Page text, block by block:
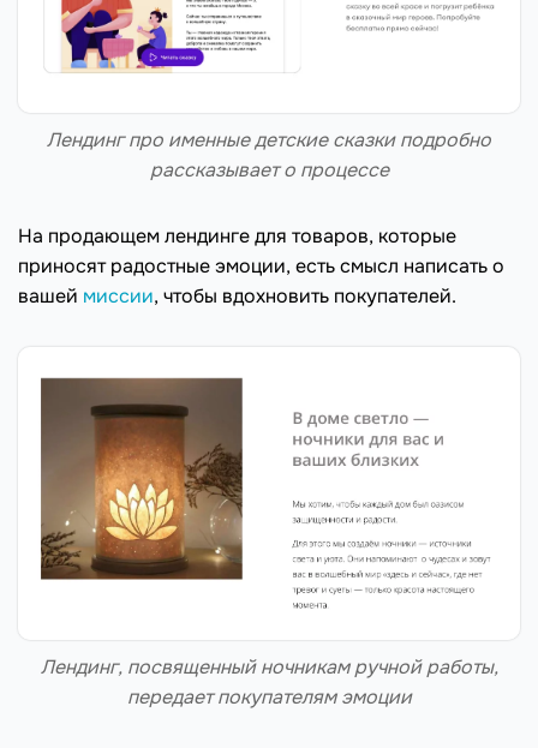
Лендинг про именные детские сказки подробно
рассказывает о процессе
На продающем лендинге для товаров, которые
приносят радостные эмоции, есть смысл написать о
вашей миссии, чтобы вдохновить покупателей.
Лендинг, посвященный ночникам ручной работы,
передает покупателям эмоции